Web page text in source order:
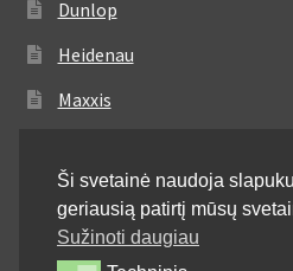
Dunlop
Heidenau
Maxxis
Michelin
Mitas
Ši svetainė naudoja
geriausią patirtį mūsų
Sužinoti daugiau